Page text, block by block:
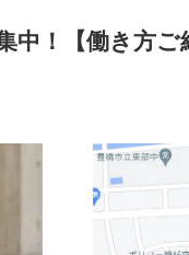
！【働き方ご